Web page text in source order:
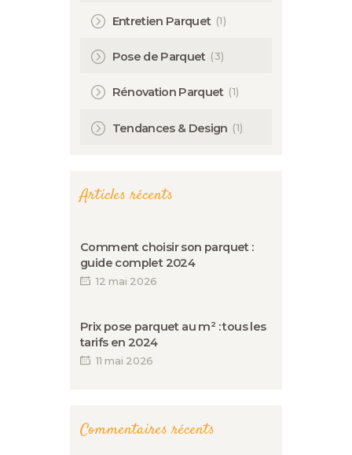
Entretien Parquet (1)
Pose de Parquet (3)
Rénovation Parquet (1)
Tendances & Design (1)
Articles récents
Comment choisir son parquet :
guide complet 2024
12 mai 2026
Prix pose parquet au m² : tous les
tarifs en 2024
11 mai 2026
Commentaires récents